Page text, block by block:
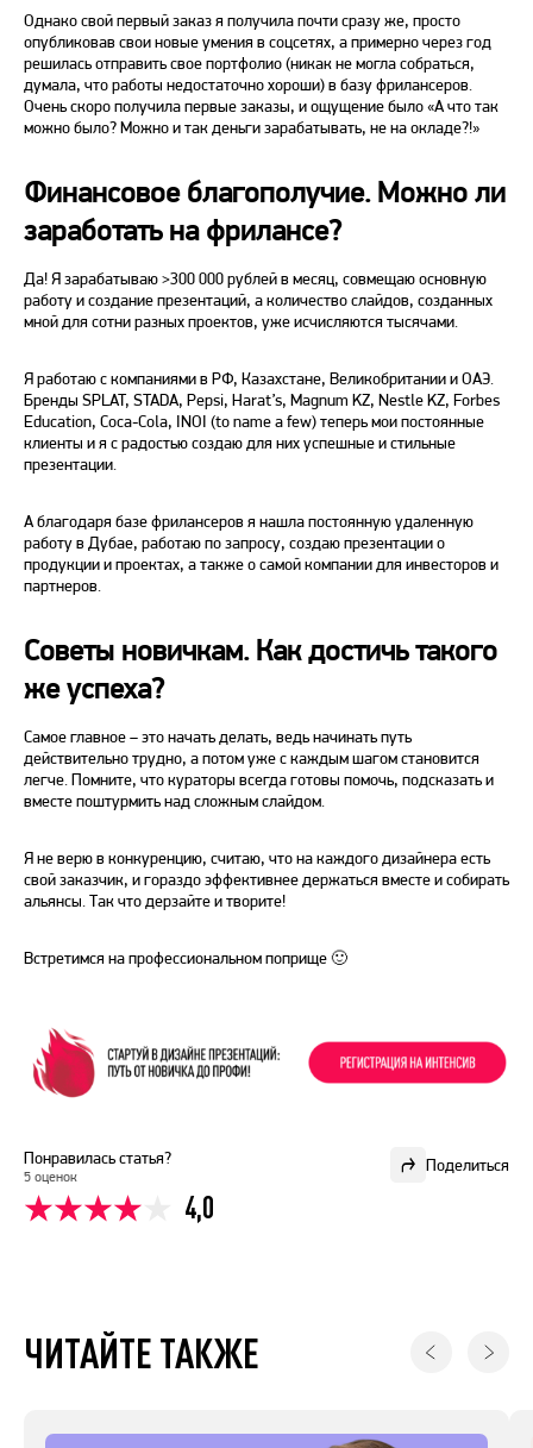
Однако свой первый заказ я получила почти сразу же, просто
опубликовав свои новые умения в соцсетях, а примерно через год
решилась отправить свое портфолио (никак не могла собраться,
думала, что работы недостаточно хороши) в базу фрилансеров.
Очень скоро получила первые заказы, и ощущение было«А что так
можно было? Можно и так деньги зарабатывать, не на окладе?!»
Финансовое благополучие. Можно ли
заработать на фрилансе?
Да! Я зарабатываю >300 000 рублей в месяц, совмещаю основную
работу и создание презентаций, а количество слайдов, созданных
мной для сотни разных проектов, уже исчисляются тысячами.
Я работаю с компаниями в РФ, Казахстане, Великобритании и ОАЭ.
Бренды SPLAT, STADA, Pepsi, Harat’s, Magnum KZ, Nestle KZ, Forbes
Education, Coca-Cola, INOI (to name a few) теперь мои постоянные
клиенты и я с радостью создаю для них успешные и стильные
презентации.
А благодаря базе фрилансеров я нашла постоянную удаленную
работу в Дубае, работаю по запросу, создаю презентации о
продукции и проектах, а также о самой компании для инвесторов и
партнеров.
Советы новичкам. Как достичь такого
же успеха?
Самое главное – это начать делать, ведь начинать путь
действительно трудно, а потом уже с каждым шагом становится
легче. Помните, что кураторы всегда готовы помочь, подсказать и
вместе поштурмить над сложным слайдом.
Я не верю в конкуренцию, считаю, что на каждого дизайнера есть
свой заказчик, и гораздо эффективнее держаться вместе и собирать
альянсы. Так что дерзайте и творите!
Встретимся на профессиональном поприще 🙂
Поделиться
Понравилась статья?
5 оценок
4,0
ЧИТАЙТЕ ТАКЖЕ